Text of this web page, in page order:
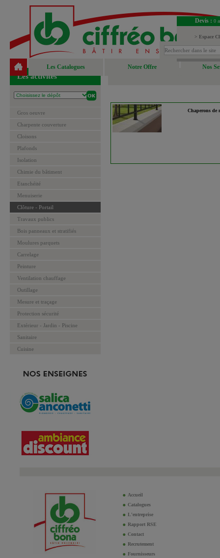
Devis : 0
> Espace
> Espace
Les Catalogues Notre Offre Nos
Les activités
Gros oeuvre
Charpente couverture
Cloisons
Plafonds
Isolation
Chimie du bâtiment
Etanchéité
Menuiserie
Clôture - Portail
Travaux publics
Bois panneaux et stratifiés
Moulures parquets
Carrelage
Peinture
Ventilation chauffage
Outillage
Mesure et traçage
Protection sécurité
Extérieur - Jardin - Piscine
Sanitaire
Cuisine
Chaperons de
Accueil
Catalogues
L'entreprise
Rapport RSE
Contact
Recrutement
Fournisseurs